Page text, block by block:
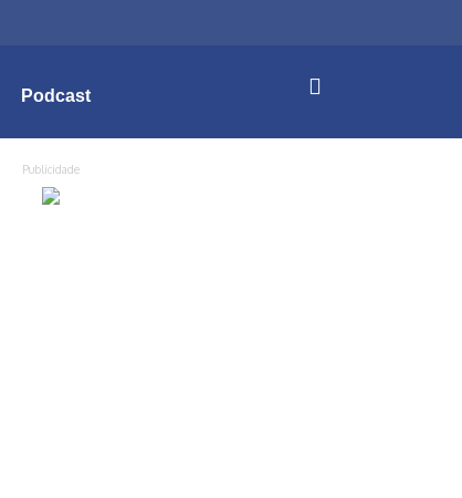
Podcast
Publicidade